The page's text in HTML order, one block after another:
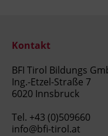
Kontakt
BFI Tirol Bildungs
Ing.-Etzel-Straße 7
6020 Innsbruck
Tel. +43 (0)509660
info@bfi-tirol.at